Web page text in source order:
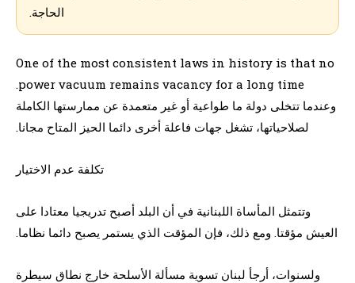
الحاجة.
One of the most consistent laws in history is that no
power vacuum remains vacancy for a long time.
وعندما تتخلى دولة ما طواعية أو غير متعمدة عن ممارستها الكاملة
لصلاحياتها، تشغل جهات فاعلة أخرى دائما الحيز المتاح مجانا.
تكلفة عدم الاختيار
وتتمثل المأساة اللبنانية في أن البلد أصبح تدريجيا معتادا على
العيش مؤقتا. ومع ذلك، فإن المؤقت الذي يستمر يصبح دائما نظاما.
ولسنوات، أرجأ لبنان تسوية مسألة الأسلحة خارج نطاق سيطرة